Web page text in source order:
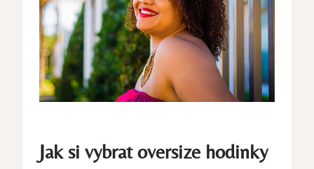
Jak si vybrat oversize hodinky